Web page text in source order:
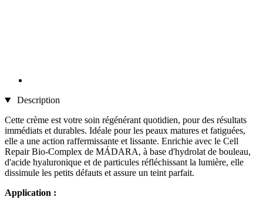
Description
Cette crème est votre soin régénérant quotidien, pour des résultats
immédiats et durables. Idéale pour les peaux matures et fatiguées,
elle a une action raffermissante et lissante. Enrichie avec le Cell
Repair Bio-Complex de MÁDARA, à base d'hydrolat de bouleau,
d'acide hyaluronique et de particules réfléchissant la lumière, elle
dissimule les petits défauts et assure un teint parfait.
Application :